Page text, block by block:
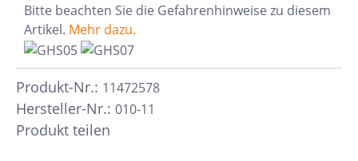
Bitte beachten Sie die Gefahrenhinweise zu diesem
Artikel. Mehr dazu.
Hersteller-Nr.: 010-11
Produkt-Nr.: 11472578
Produkt teilen